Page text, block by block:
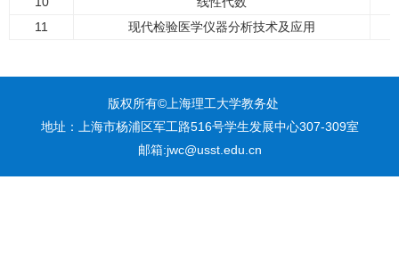
11
现代检验医学仪器分析技术及应用
版权所有©上海理工大学教务处
地址：上海市杨浦区军工路516号学生发展中心307-309室
邮箱:jwc@usst.edu.cn